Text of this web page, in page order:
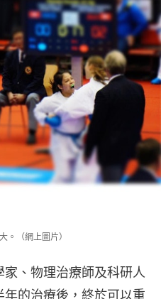
。（網上圖片）
、物理治療師及科研人
的治療後，終於可以重